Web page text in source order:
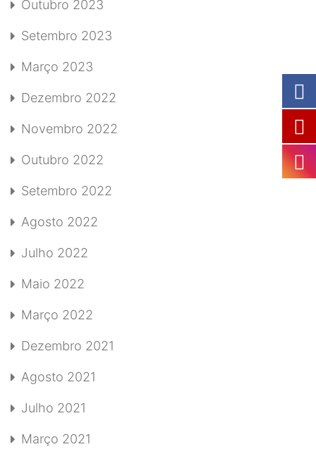
Outubro 2023
Setembro 2023
Março 2023
Dezembro 2022
Novembro 2022
Outubro 2022
Setembro 2022
Agosto 2022
Julho 2022
Maio 2022
Março 2022
Dezembro 2021
Agosto 2021
Julho 2021
Março 2021